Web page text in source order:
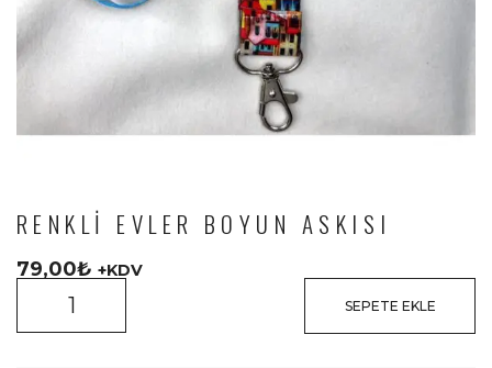
RENKLI EVLER BOYUN ASKISI
79,00₺ +KDV
SEPETE EKLE